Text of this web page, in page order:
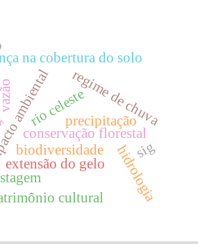
conservação florestal
biodiversidade
na cobertura do solo
rio celesteprecipitação
vazão
hidrologia
regime de chuva
extensão do gelo
cultural
sig